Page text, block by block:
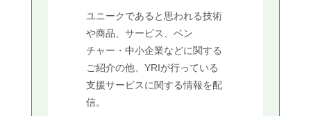
ユニークであると思われる技術
や商品、サービス、ベン
チャー・中小企業などに関する
ご紹介の他、YRIが行っている
支援サービスに関する情報を配
信。